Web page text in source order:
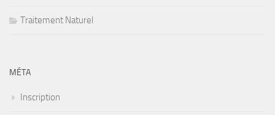
Traitement Naturel
MÉTA
Inscription